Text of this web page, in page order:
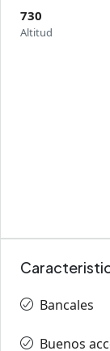
730
Altitud
Bancales
Buenos